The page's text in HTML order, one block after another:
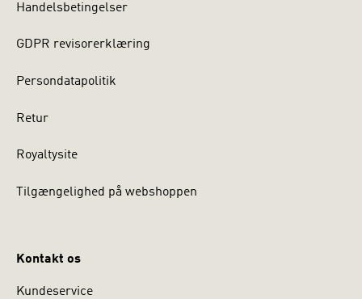
Handelsbetingelser
GDPR revisorerklæring
Persondatapolitik
Retur
Royaltysite
Tilgængelighed på webshoppen
Kontakt os
Kundeservice